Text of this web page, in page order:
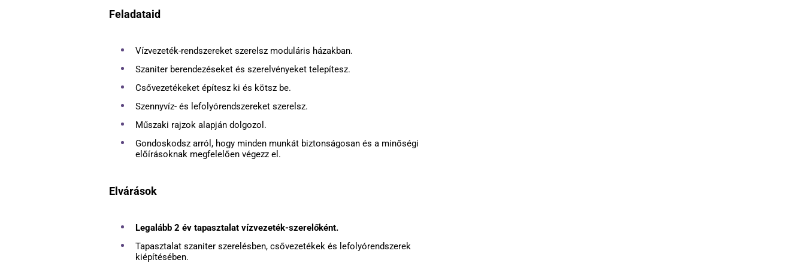
Feladataid
Vízvezeték-rendszereket szerelsz moduláris házakban.
Szaniter berendezéseket és szerelvényeket telepítesz.
Csővezetékeket építesz ki és kötsz be.
Szennyvíz- és lefolyórendszereket szerelsz.
Műszaki rajzok alapján dolgozol.
Gondoskodsz arról, hogy minden munkát biztonságosan és a minőségi
előírásoknak megfelelően végezz el.
Elvárások
Legalább 2 év tapasztalat vízvezeték-szerelőként.
Tapasztalat szaniter szerelésben, csővezetékek és lefolyórendszerek
kiépítésében.